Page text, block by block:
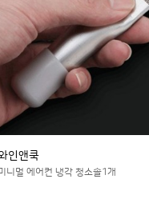
인앤쿡
니멀 에어컨 냉각 청소솔1개